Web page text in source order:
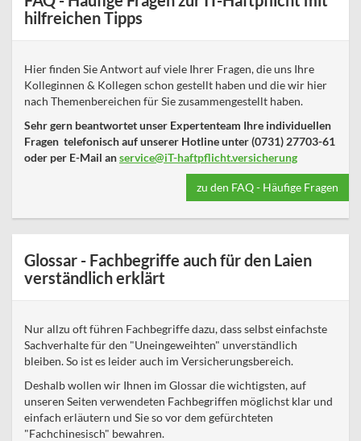
hilfreichen Tipps
Hier finden Sie Antwort auf viele Ihrer Fragen, die uns Ihre
Kolleginnen & Kollegen schon gestellt haben und die wir hier
nach Themenbereichen für Sie zusammengestellt haben.
Sehr gern beantwortet unser Expertenteam Ihre individuellen
Fragen telefonisch auf unserer Hotline unter (0731) 27703-61
oder per E-Mail anservice@iT-haftpflicht.versicherung
zu den FAQ - Häufige Fragen
Glossar - Fachbegriffe auch für den Laien
verständlich erklärt
Nur allzu oft führen Fachbegriffe dazu, dass selbst einfachste
Sachverhalte für den "Uneingeweihten" unverständlich
bleiben. So ist es leider auch im Versicherungsbereich.
Deshalb wollen wir Ihnen im Glossar die wichtigsten, auf
unseren Seiten verwendeten Fachbegriffen möglichst klar und
einfach erläutern und Sie so vor dem gefürchteten
"Fachchinesisch" bewahren.